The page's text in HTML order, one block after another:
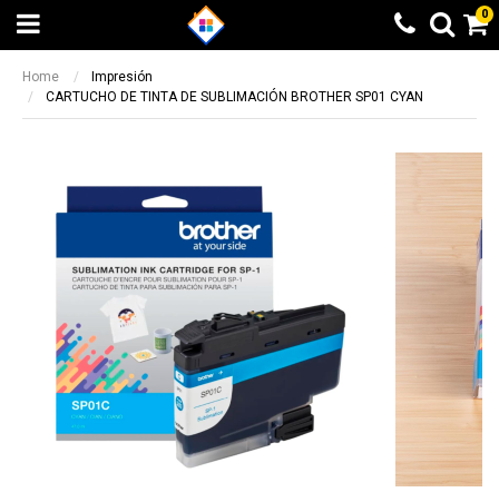
0
Home
Impresión
CARTUCHO DE TINTA DE SUBLIMACIÓN BROTHER SP01 CYAN
Otras formas de pago
Todas las opciones de pago a través de
Mercado Pago
Transferencia bancaria
Elegí otra opción
Otras formas de pago
Todas las opciones de pago a través de
Mercado Pago
Transferencia bancaria
6 cuotas sin interés + 10% de
reintegro sin tope. 9 y 12 cuotas sin
interés en productos seleccionados
Beneficio valido entre el 08/05/2023 y el
14/05/2023
Beneficio ICBC
9 cuotas sin interés en producto
seleccionados
Beneficio valido entre el 08/05/2023 y el
¡LISTO!